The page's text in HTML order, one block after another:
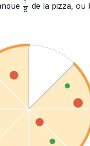
\frac{1}
8
1 de la pizza, ou